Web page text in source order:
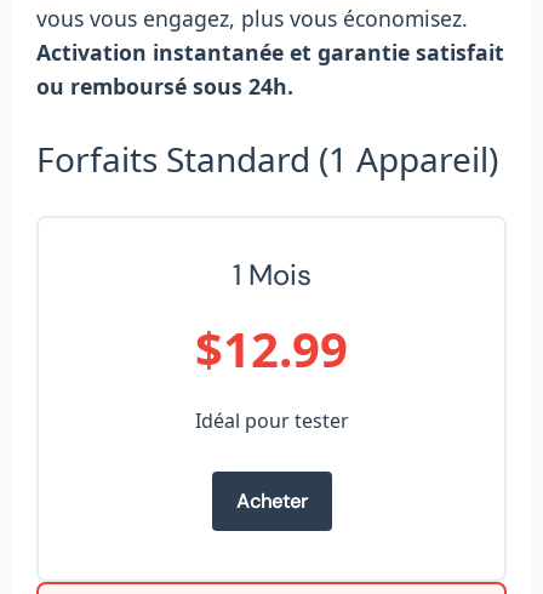
vous vous engagez, plus vous économisez.
Activation instantanée et garantie satisfait
ou remboursé sous 24h.
Forfaits Standard (1 Appareil)
1 Mois
$12.99
Idéal pour tester
Acheter